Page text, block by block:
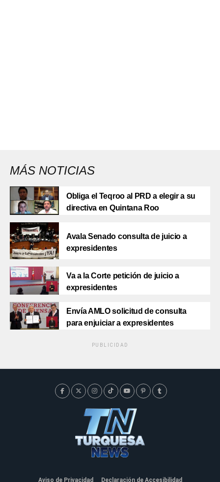
MÁS NOTICIAS
Obliga el Teqroo al PRD a elegir a su
directiva en Quintana Roo
Avala Senado consulta de juicio a
expresidentes
Va a la Corte petición de juicio a
expresidentes
Envía AMLO solicitud de consulta
para enjuiciar a expresidentes
PUBLICIDAD
Aviso de Privacidad Declaración de Accesibilidad